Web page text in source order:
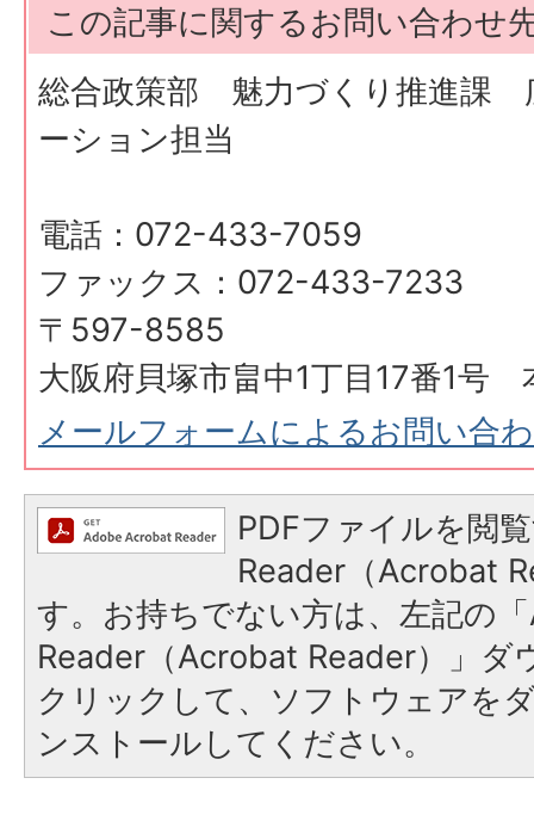
この記事に関するお問い合わせ
総合政策部 魅力づくり推進課
ーション担当
電話：072-433-7059
ファックス：072-433-7233
〒597-8585
大阪府貝塚市畠中1丁目17番1号
メールフォームによるお問い合
PDFファイルを閲
Reader（Acrobat
す。お持ちでない方は、左記の
Reader（Acrobat Reader）」ダ
クリックして、ソフトウェアを
ンストールしてください。